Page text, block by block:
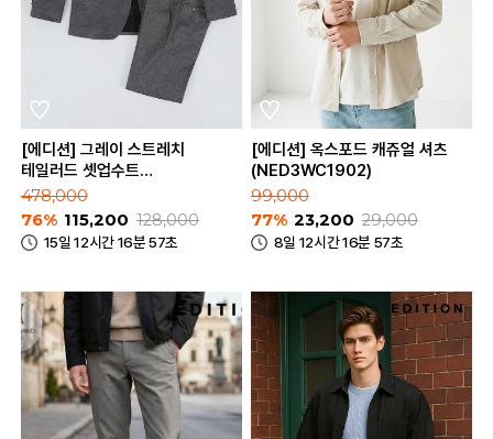
[에디션] 그레이 스트레치
테일러드 셋업수트
(NED3KG1652_NED3PP1652_GR)
478,000
76% 115,200 128,000
15일 12시간 16분 57초
[에디션] 옥스포드 캐쥬얼 셔츠
(NED3WC1902)
99,000
77% 23,200 29,000
8일 12시간 16분 57초